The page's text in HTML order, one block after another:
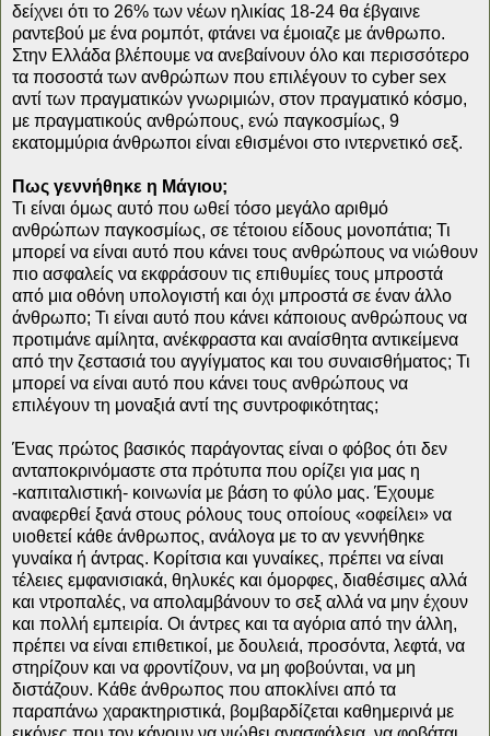
δείχνει ότι το 26% των νέων ηλικίας 18-24 θα έβγαινε
ραντεβού με ένα ρομπότ, φτάνει να έμοιαζε με άνθρωπο.
Στην Ελλάδα βλέπουμε να ανεβαίνουν όλο και περισσότερο
τα ποσοστά των ανθρώπων που επιλέγουν το cyber sex
αντί των πραγματικών γνωριμιών, στον πραγματικό κόσμο,
με πραγματικούς ανθρώπους, ενώ παγκοσμίως, 9
εκατομμύρια άνθρωποι είναι εθισμένοι στο ιντερνετικό σεξ.
Πως γεννήθηκε η Μάγιου;
Τι είναι όμως αυτό που ωθεί τόσο μεγάλο αριθμό
ανθρώπων παγκοσμίως, σε τέτοιου είδους μονοπάτια; Τι
μπορεί να είναι αυτό που κάνει τους ανθρώπους να νιώθουν
πιο ασφαλείς να εκφράσουν τις επιθυμίες τους μπροστά
από μια οθόνη υπολογιστή και όχι μπροστά σε έναν άλλο
άνθρωπο; Τι είναι αυτό που κάνει κάποιους ανθρώπους να
προτιμάνε αμίλητα, ανέκφραστα και αναίσθητα αντικείμενα
από την ζεστασιά του αγγίγματος και του συναισθήματος; Τι
μπορεί να είναι αυτό που κάνει τους ανθρώπους να
επιλέγουν τη μοναξιά αντί της συντροφικότητας;
Ένας πρώτος βασικός παράγοντας είναι ο φόβος ότι δεν
ανταποκρινόμαστε στα πρότυπα που ορίζει για μας η
-καπιταλιστική- κοινωνία με βάση το φύλο μας. Έχουμε
αναφερθεί ξανά στους ρόλους τους οποίους «οφείλει» να
υιοθετεί κάθε άνθρωπος, ανάλογα με το αν γεννήθηκε
γυναίκα ή άντρας. Κορίτσια και γυναίκες, πρέπει να είναι
τέλειες εμφανισιακά, θηλυκές και όμορφες, διαθέσιμες αλλά
και ντροπαλές, να απολαμβάνουν το σεξ αλλά να μην έχουν
και πολλή εμπειρία. Οι άντρες και τα αγόρια από την άλλη,
πρέπει να είναι επιθετικοί, με δουλειά, προσόντα, λεφτά, να
στηρίζουν και να φροντίζουν, να μη φοβούνται, να μη
διστάζουν. Κάθε άνθρωπος που αποκλίνει από τα
παραπάνω χαρακτηριστικά, βομβαρδίζεται καθημερινά με